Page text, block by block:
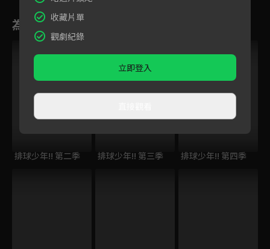
為您推薦
排球少年!! 第二季 排球少年!! 第三季 排球少年!! 第四季
收藏片單
觀劇紀錄
立即登入